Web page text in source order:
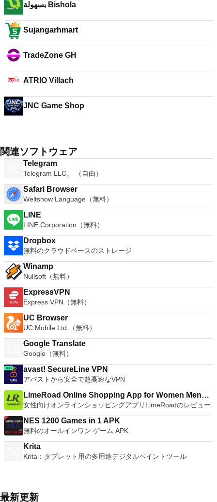
بسهولة Bishola
Sujangarhmart
TradeZone GH
ATRIO Villach
JNC Game Shop
関連ソフトウェア
Telegram
Telegram LLC。 （自由）
Safari Browser
Weltshow Language（無料）
LINE
LINE Corporation（無料）
Dropbox
無料のクラウドベースのストレージ
Winamp
Nullsoft（無料）
ExpressVPN
Express VPN（無料）
UC Browser
UC Mobile Ltd.（無料）
Google Translate
Google（無料）
avast! SecureLine VPN
アバストから安全で超高速なVPN
LimeRoad Online Shopping App for Women Men
Kids
女性向けオンラインショッピングアプリLimeRoadのレビュー
NES 1200 Games in 1 APK
無料のオールインワン ゲーム APK
Krita
Krita：タブレット用の多用途デジタルペイントツール
最新更新